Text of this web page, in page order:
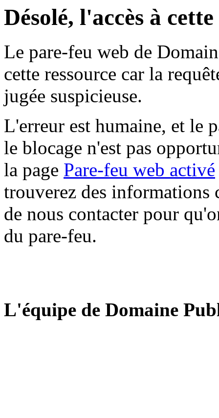
Désolé, l'accès à
Le pare-feu web de
cette ressource car la
jugée suspicieuse.
L'erreur est humaine, et le
le blocage n'est pas
la page Pare-feu web activé
trouverez des informations
de nous contacter pour
du pare-feu.
L'équipe de Domaine